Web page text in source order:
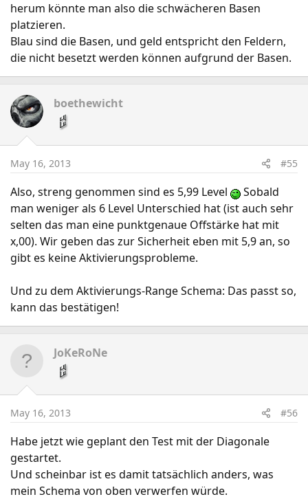
herum könnte man also die schwächeren Basen
platzieren.
Blau sind die Basen, und geld entspricht den Feldern,
die nicht besetzt werden können aufgrund der Basen.
boethewicht
May 16, 2013 #55
Also, streng genommen sind es 5,99 Level
Sobald
man weniger als 6 Level Unterschied hat (ist auch sehr
selten das man eine punktgenaue Offstärke hat mit
x,00). Wir geben das zur Sicherheit eben mit 5,9 an, so
gibt es keine Aktivierungsprobleme.
Und zu dem Aktivierungs-Range Schema: Das passt so,
kann das bestätigen!
JoKeRoNe
May 16, 2013 #56
Habe jetzt wie geplant den Test mit der Diagonale
gestartet.
Und scheinbar ist es damit tatsächlich anders, was
mein Schema von oben verwerfen würde.